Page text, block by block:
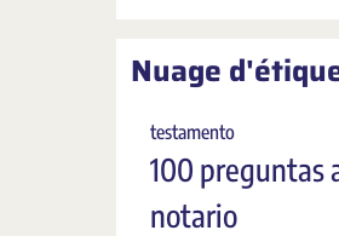
Nuage
testamento
100 preguntas
notario